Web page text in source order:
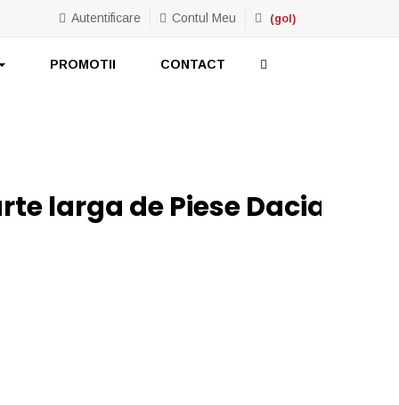
(gol)
Autentificare Contul Meu
PROMOTII CONTACT
larga de Piese Dacia